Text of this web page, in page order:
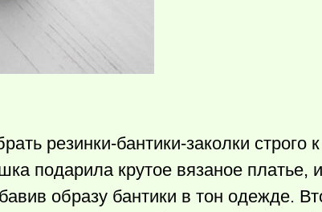
резинки-бантики-заколки строго к
подарила крутое вязаное платье,
образу бантики в тон одежде.